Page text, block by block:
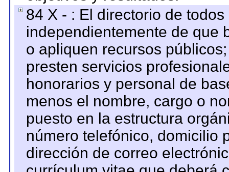
84 X - : El directorio de
independientemente de que
o apliquen recursos
presten servicios
honorarios y personal de
menos el nombre, cargo o
puesto en la estructura
número telefónico, domicilio
dirección de correo